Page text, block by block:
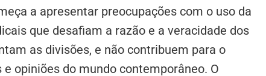
a apresentar preocupações com o uso da
que desafiam a razão e a veracidade dos
as divisões, e não contribuem para o
opiniões do mundo contemporâneo. O